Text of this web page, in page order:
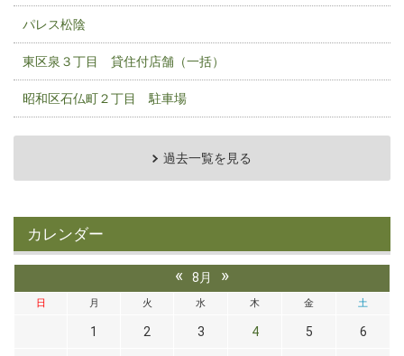
パレス松陰
東区泉３丁目 貸住付店舗（一括）
昭和区石仏町２丁目 駐車場
過去一覧を見る
カレンダー
« 8月 »
日 月 火 水 木 金 土
1 2 3 4 5 6